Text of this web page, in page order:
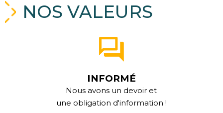
NOS VALEURS
INFORMÉ
Nous avons un devoir et
une obligation d'information !